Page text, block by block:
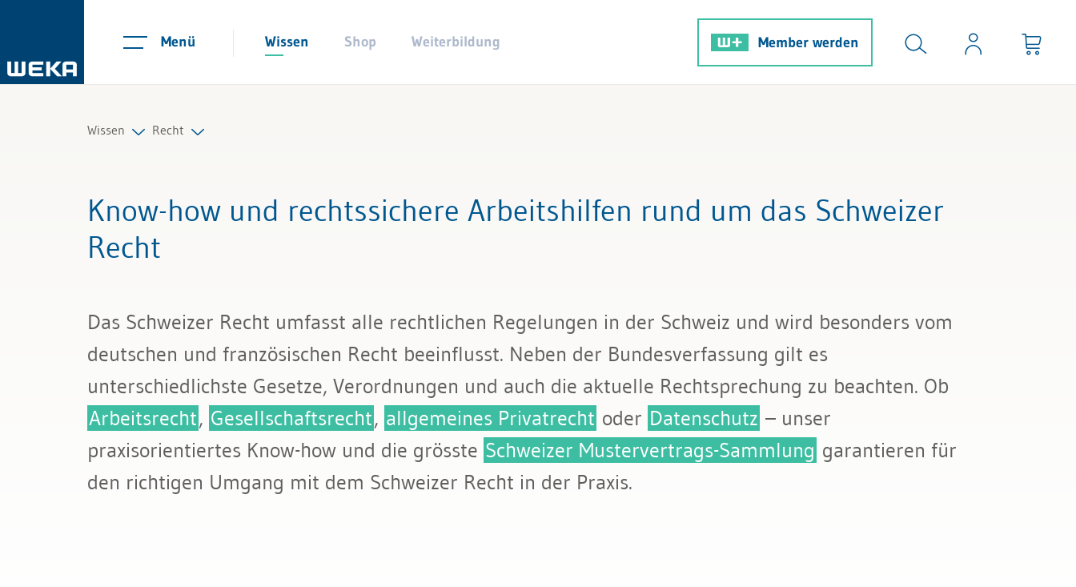
Menü Wissen Shop Weiterbildung Member werden
Wissen
Management
Führung & Kompetenzen
Bau & Immobilien
Recht
Auftrag und Werkvertrag
Gesellschaftsrecht
Wettbewerb und Handel
Transport und Verkehr
Allgemeines Privatrecht
Datenschutz und IT-Recht
Know-how und rechtssichere Arbeitshilfen rund um das Schweizer
Recht
Das Schweizer Recht umfasst alle rechtlichen Regelungen in der Schweiz und wird besonders vom
deutschen und französischen Recht beeinflusst. Neben der Bundesverfassung gilt es
unterschiedlichste Gesetze, Verordnungen und auch die aktuelle Rechtsprechung zu beachten. Ob
Arbeitsrecht, Gesellschaftsrecht, allgemeines Privatrecht oder Datenschutz – unser
praxisorientiertes Know-how und die grösste Schweizer Mustervertrags-Sammlung garantieren für
den richtigen Umgang mit dem Schweizer Recht in der Praxis.